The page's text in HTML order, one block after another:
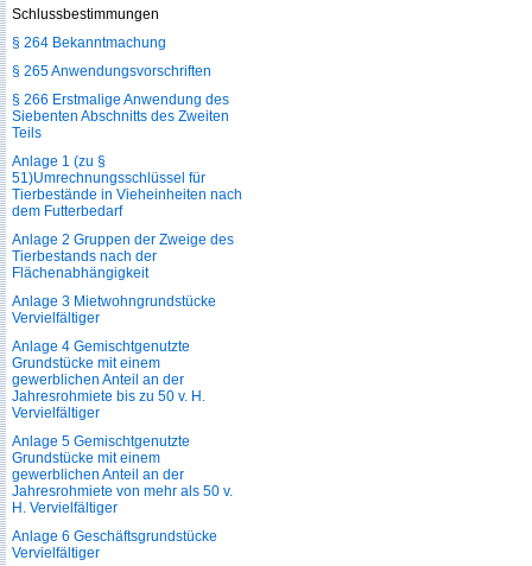
Schlussbestimmungen
§ 264 Bekanntmachung
§ 265 Anwendungsvorschriften
§ 266 Erstmalige Anwendung des
Siebenten Abschnitts des Zweiten
Teils
Anlage 1 (zu §
51)Umrechnungsschlüssel für
Tierbestände in Vieheinheiten nach
dem Futterbedarf
Anlage 2 Gruppen der Zweige des
Tierbestands nach der
Flächenabhängigkeit
Anlage 3 Mietwohngrundstücke
Vervielfältiger
Anlage 4 Gemischtgenutzte
Grundstücke mit einem
gewerblichen Anteil an der
Jahresrohmiete bis zu 50 v. H.
Vervielfältiger
Anlage 5 Gemischtgenutzte
Grundstücke mit einem
gewerblichen Anteil an der
Jahresrohmiete von mehr als 50 v.
H. Vervielfältiger
Anlage 6 Geschäftsgrundstücke
Vervielfältiger